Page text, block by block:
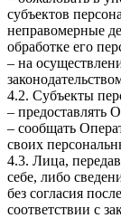
субъектов
неправомерные
обработке его
– на
4.2. Субъекты
– предоставлять
– сообщать
своих
4.3. Лица,
себе, либо
без согласия
соответствии с